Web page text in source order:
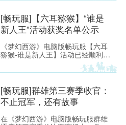
[畅玩服]【六耳猕猴】“谁是
新人王”活动获奖名单公示
《梦幻西游》电脑版畅玩服【六耳
猕猴-谁是新人王】活动已经顺利落
下帷幕，恭喜以下玩家获得[ROG
玩家国度]周边奖励！ （活动详情
[畅玩服]群雄第三赛季收官：
不止冠军，还有故事
在《梦幻西游》电脑版畅玩服群雄